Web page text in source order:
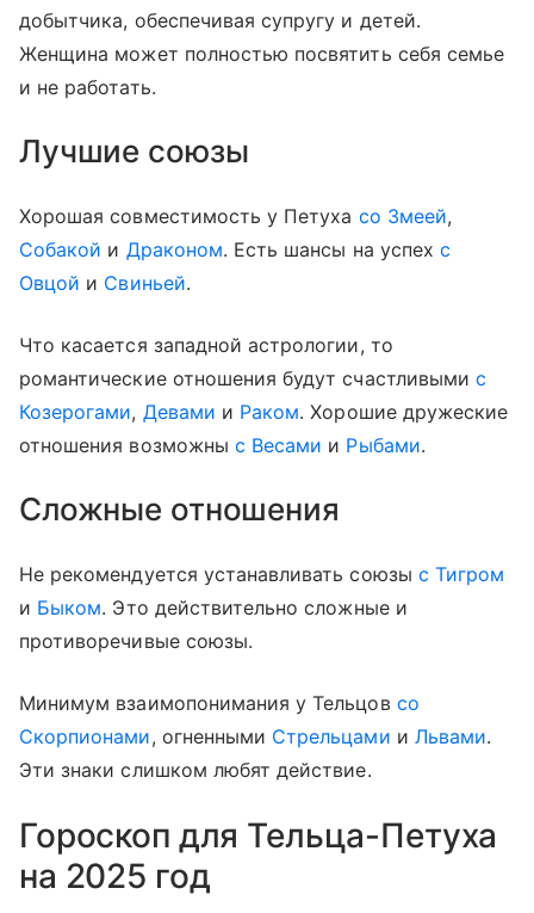
добытчика, обеспечивая супругу и детей.
Женщина может полностью посвятить себя семье
и не работать.
Лучшие союзы
Хорошая совместимость у Петуха со Змеей,
Собакой и Драконом. Есть шансы на успех с
Овцой и Свиньей.
Что касается западной астрологии, то
романтические отношения будут счастливымис
Козерогами, Девами и Раком. Хорошие дружеские
отношения возможны с Весами и Рыбами.
Сложные отношения
Не рекомендуется устанавливать союзы с Тигром
и Быком. Это действительно сложные и
противоречивые союзы.
Минимум взаимопонимания у Тельцов со
Скорпионами, огненными Стрельцами и Львами.
Эти знаки слишком любят действие.
Гороскоп для Тельца-Петуха
на 2025 год